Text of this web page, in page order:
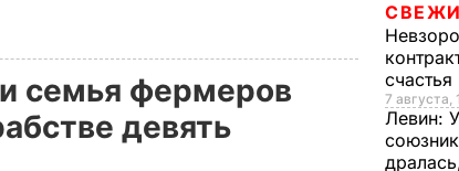
семья фермеров
девять
счастья
7 августа,
Левин: